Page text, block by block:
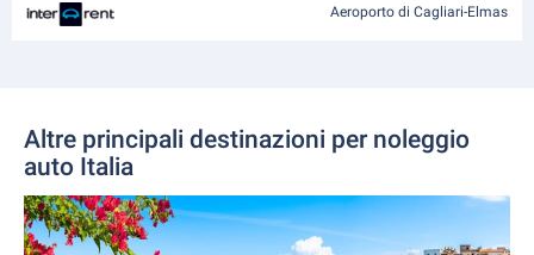
Aeroporto di Cagliari-Elmas
Altre principali destinazioni per noleggio
auto Italia